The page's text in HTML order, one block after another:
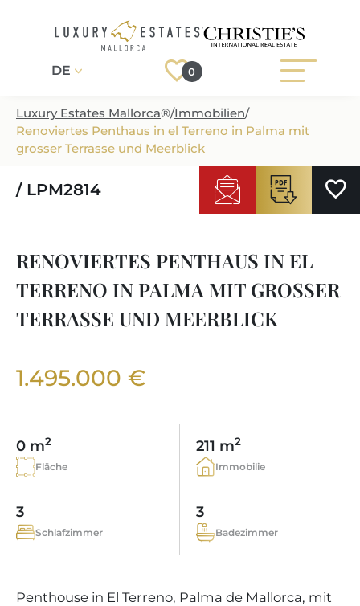
DE 0
Registrieren Login
IMMOBILIEN
BAUPROJEKTE
NEUBAUVILLEN
LUXUSIMMOBILIEN
UNSER SERVICE
IMMOBILIEN SCOUT
STEUERN UND KAUFNEBENKOSTEN
FAQ
IHR LUXUSMAKLER AUF MALLORCA
IMMOBILIENMAKLER IN PORTALS
KUNDENSTIMMEN
BLOG
KONTAKT
REGIONEN
REGION ANDRATX
REGION PORTALS
MALLORCA KULINARISCH
SHOPPING AUF MALLORCA
FREIZEITAKTIVITÄTEN AUF MALLORCA
SCHULEN AUF MALLORCA
KONTAKT
Luxury Estates Mallorca®/Immobilien/
Renoviertes Penthaus in el Terreno in Palma mit
grosser Terrasse und Meerblick
/ LPM2814
RENOVIERTES PENTHAUS IN EL
TERRENO IN PALMA MIT GROSSER
TERRASSE UND MEERBLICK
1.495.000 €
0 m2
Fläche
211 m2
Immobilie
3
Schlafzimmer
3
Badezimmer
Penthouse in El Terreno, Palma de Mallorca, mit